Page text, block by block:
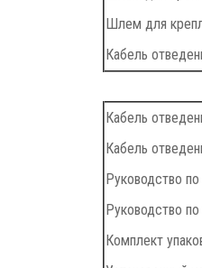
Шлем для
Кабель
Кабель
Кабель
Руководство
Руководство
Комплект